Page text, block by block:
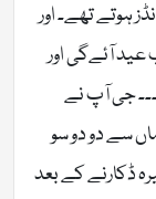
ہوتے تھے۔ اور
آئےگی اور
جی آپ نے
سے دو دو سو
ڈکارنے کے بعد